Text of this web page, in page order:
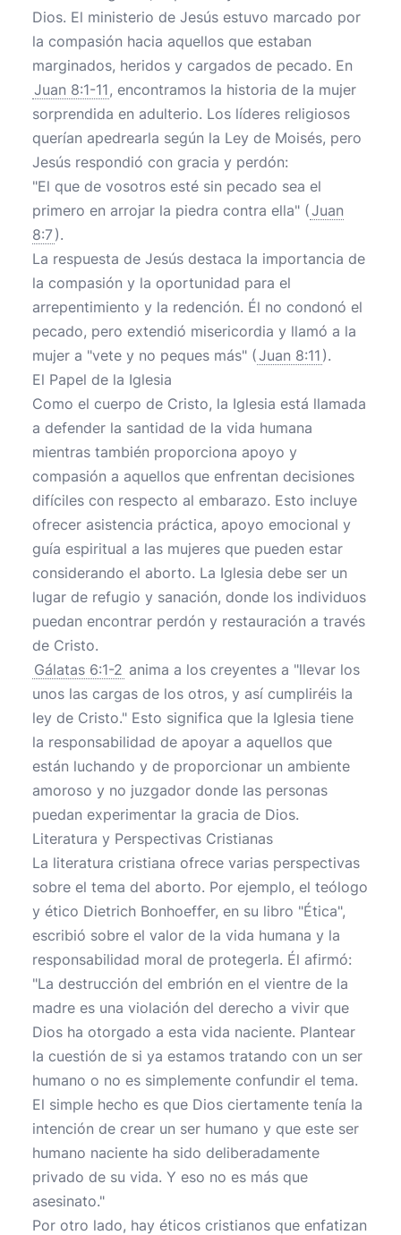
Dios. El ministerio de Jesús estuvo marcado por
la compasión hacia aquellos que estaban
marginados, heridos y cargados de pecado. En
Juan 8:1-11, encontramos la historia de la mujer
sorprendida en adulterio. Los líderes religiosos
querían apedrearla según la Ley de Moisés, pero
Jesús respondió con gracia y perdón:
"El que de vosotros esté sin pecado sea el
primero en arrojar la piedra contra ella" (Juan
8:7).
La respuesta de Jesús destaca la importancia de
la compasión y la oportunidad para el
arrepentimiento y la redención. Él no condonó el
pecado, pero extendió misericordia y llamó a la
mujer a "vete y no peques más" (Juan 8:11 ).
El Papel de la Iglesia
Como el cuerpo de Cristo, la Iglesia está llamada
a defender la santidad de la vida humana
mientras también proporciona apoyo y
compasión a aquellos que enfrentan decisiones
difíciles con respecto al embarazo. Esto incluye
ofrecer asistencia práctica, apoyo emocional y
guía espiritual a las mujeres que pueden estar
considerando el aborto. La Iglesia debe ser un
lugar de refugio y sanación, donde los individuos
puedan encontrar perdón y restauración a través
de Cristo.
Gálatas 6:1-2 anima a los creyentes a "llevar los
unos las cargas de los otros, y así cumpliréis la
ley de Cristo." Esto significa que la Iglesia tiene
la responsabilidad de apoyar a aquellos que
están luchando y de proporcionar un ambiente
amoroso y no juzgador donde las personas
puedan experimentar la gracia de Dios.
Literatura y Perspectivas Cristianas
La literatura cristiana ofrece varias perspectivas
sobre el tema del aborto. Por ejemplo, el teólogo
y ético Dietrich Bonhoeffer, en su libro "Ética",
escribió sobre el valor de la vida humana y la
responsabilidad moral de protegerla. Él afirmó:
"La destrucción del embrión en el vientre de la
madre es una violación del derecho a vivir que
Dios ha otorgado a esta vida naciente. Plantear
la cuestión de si ya estamos tratando con un ser
humano o no es simplemente confundir el tema.
El simple hecho es que Dios ciertamente tenía la
intención de crear un ser humano y que este ser
humano naciente ha sido deliberadamente
privado de su vida. Y eso no es más que
asesinato."
Por otro lado, hay éticos cristianos que enfatizan